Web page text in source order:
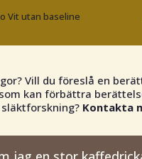
Vill du föreslå en
kan förbättra
Kontakta